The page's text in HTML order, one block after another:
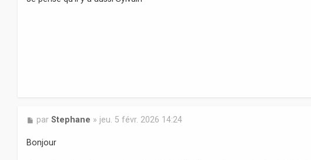
a
M
s
s
par Stephane » jeu. 5 févr. 2026 14:24
Bonjour